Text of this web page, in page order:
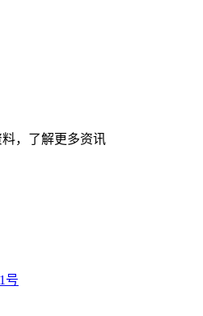
，了解更多资讯
号